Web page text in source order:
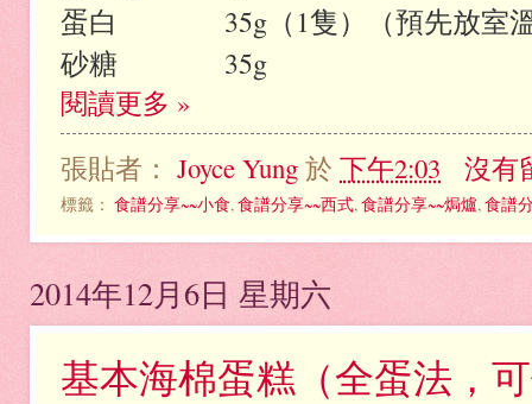
蛋白 35g（1隻）（預先放室溫
砂糖 35g
閱讀更多 »
張貼者： Joyce Yung 於 下午2:03 沒有
標籤： 食譜分享~~小食,食譜分享~~西式,食譜分享~~焗爐,食譜
2014年12月6日 星期六
基本海棉蛋糕（全蛋法，